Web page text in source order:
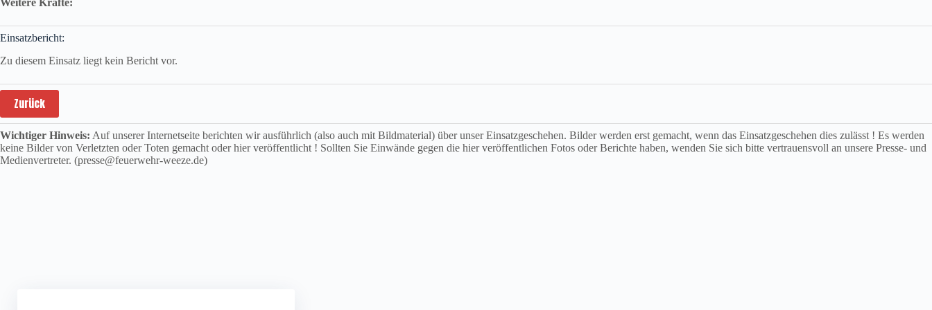
Weitere Kräfte:
Einsatzbericht:
Zu diesem Einsatz liegt kein Bericht vor.
Zurück
Wichtiger Hinweis: Auf unserer Internetseite berichten wir ausführlich (also auch mit Bildmaterial) über unser Einsatzgeschehen. Bilder werden erst gemacht, wenn das Einsatzgeschehen dies zulässt ! Es werden
keine Bilder von Verletzten oder Toten gemacht oder hier veröffentlicht ! Sollten Sie Einwände gegen die hier veröffentlichen Fotos oder Berichte haben, wenden Sie sich bitte vertrauensvoll an unsere Presse- und
Medienvertreter. (presse@feuerwehr-weeze.de)